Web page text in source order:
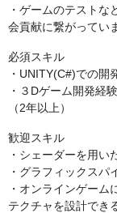
・ゲームのテスト
会貢献に繋がってい
必須スキル
・UNITY(C#)での開
・３Dゲーム開発経験
（2年以上）
歓迎スキル
・シェーダーを用
・グラフィックスパ
・オンラインゲー
テクチャを設計でき